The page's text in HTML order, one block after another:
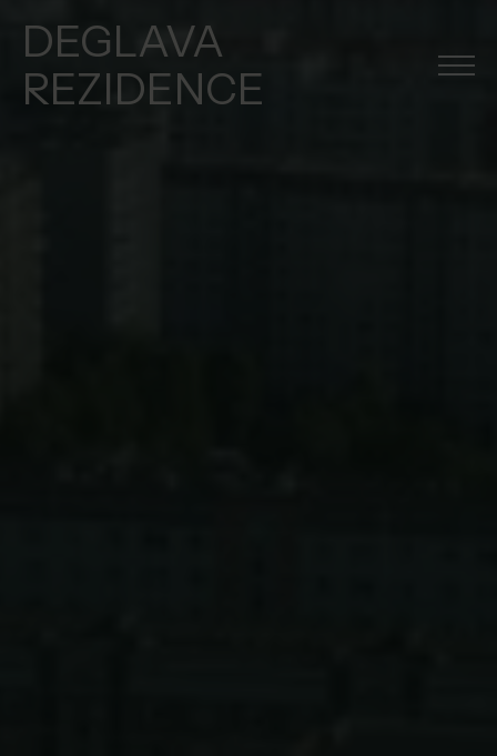
DEGLAVA
REZIDENCE